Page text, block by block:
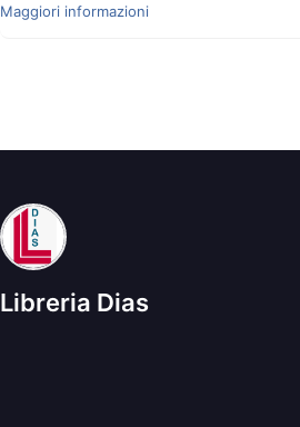
Maggiori informazioni
Libreria Dias